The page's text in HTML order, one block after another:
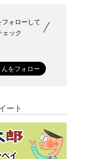
フォローして
ェック
ート